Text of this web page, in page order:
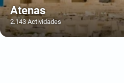
Atenas
2.143 Actividades